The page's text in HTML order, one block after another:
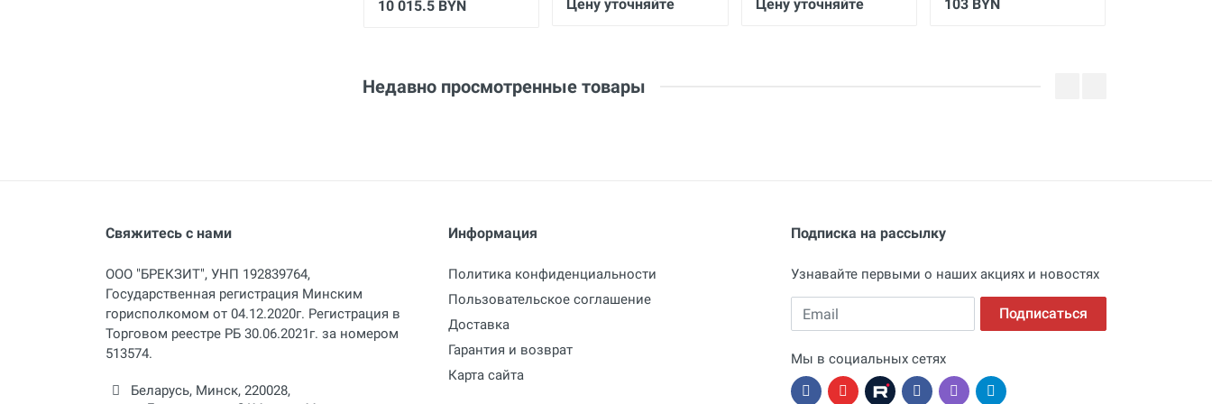
10 015.5 BYN Цену уточняйте Цену уточняйте 103 BYN
Недавно просмотренные товары
Свяжитесь с нами
ООО "БРЕКЗИТ", УНП 192839764,
Государственная регистрация Минским
горисполкомом от 04.12.2020г. Регистрация в
Торговом реестре РБ 30.06.2021г. за номером
513574.
Беларусь, Минск, 220028,
Информация
Политика конфиденциальности
Пользовательское соглашение
Доставка
Гарантия и возврат
Карта сайта
Подписка на рассылку
Узнавайте первыми о наших акциях и новостях
Email Подписаться
Мы в социальных сетях